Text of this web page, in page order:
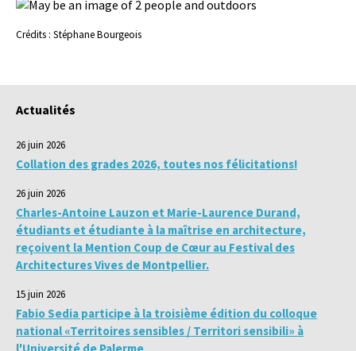
Crédits : Stéphane Bourgeois
Actualités
26 juin 2026
Collation des grades 2026, toutes nos félicitations!
26 juin 2026
Charles-Antoine Lauzon et Marie-Laurence Durand,
étudiants et étudiante à la maîtrise en architecture,
reçoivent la Mention Coup de Cœur au Festival des
Architectures Vives de Montpellier.
15 juin 2026
Fabio Sedia participe à la troisième édition du colloque
national «Territoires sensibles / Territori sensibili» à